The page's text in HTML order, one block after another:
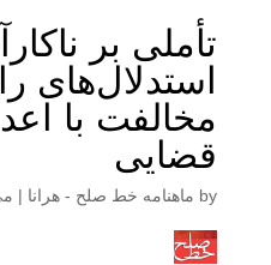
تأملی بر
استدلال‌های
مخالفت با
قضایی
by ماهنامه خط صلح - هرانا | می 12,